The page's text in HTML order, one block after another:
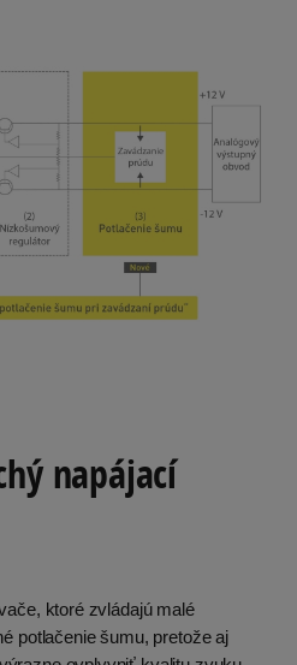
napájací
ktoré zvládajú malé
potlačenie šumu, pretože aj